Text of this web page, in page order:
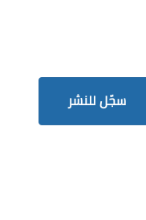
سجّل للنشر